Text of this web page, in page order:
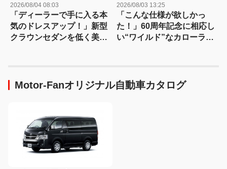
2026/08/04 08:03
「ディーラーで手に入る本
気のドレスアップ！」新型
クラウンセダンを低く美し
2026/08/03 13:25
「こんな仕様が欲しかっ
た！」60周年記念に相応し
い“ワイルド”なカローラク
Motor-Fanオリジナル自動車カタログ